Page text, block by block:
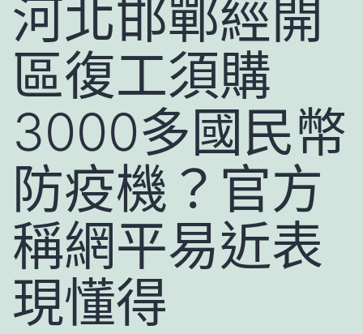
河北邯鄲經開
區復工須購
3000多國民幣
防疫機？官方
稱網平易近表
現懂得